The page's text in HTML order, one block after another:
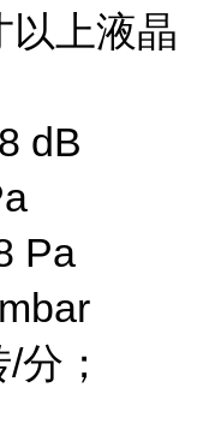
以上液晶
dB
Pa
；